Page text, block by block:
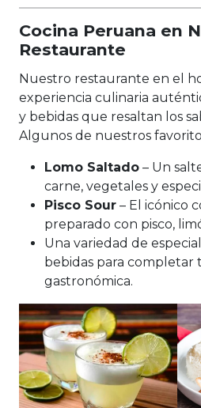
Cocina Peruana en
Restaurante
Nuestro restaurante en el
experiencia culinaria
y bebidas que resaltan los
Algunos de nuestros
Lomo Saltado – Un
carne, vegetales y
Pisco Sour – El icónico
preparado con pisco,
Una variedad de
bebidas para completar
gastronómica.